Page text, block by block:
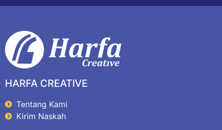
HARFA CREATIVE
Tentang Kami
Kirim Naskah